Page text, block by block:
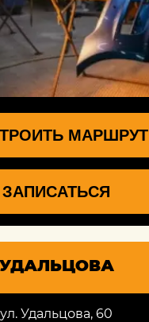
МАРШРУТ
ЗАПИСАТЬСЯ
УДАЛЬЦОВА
ул. Удальцова, 60